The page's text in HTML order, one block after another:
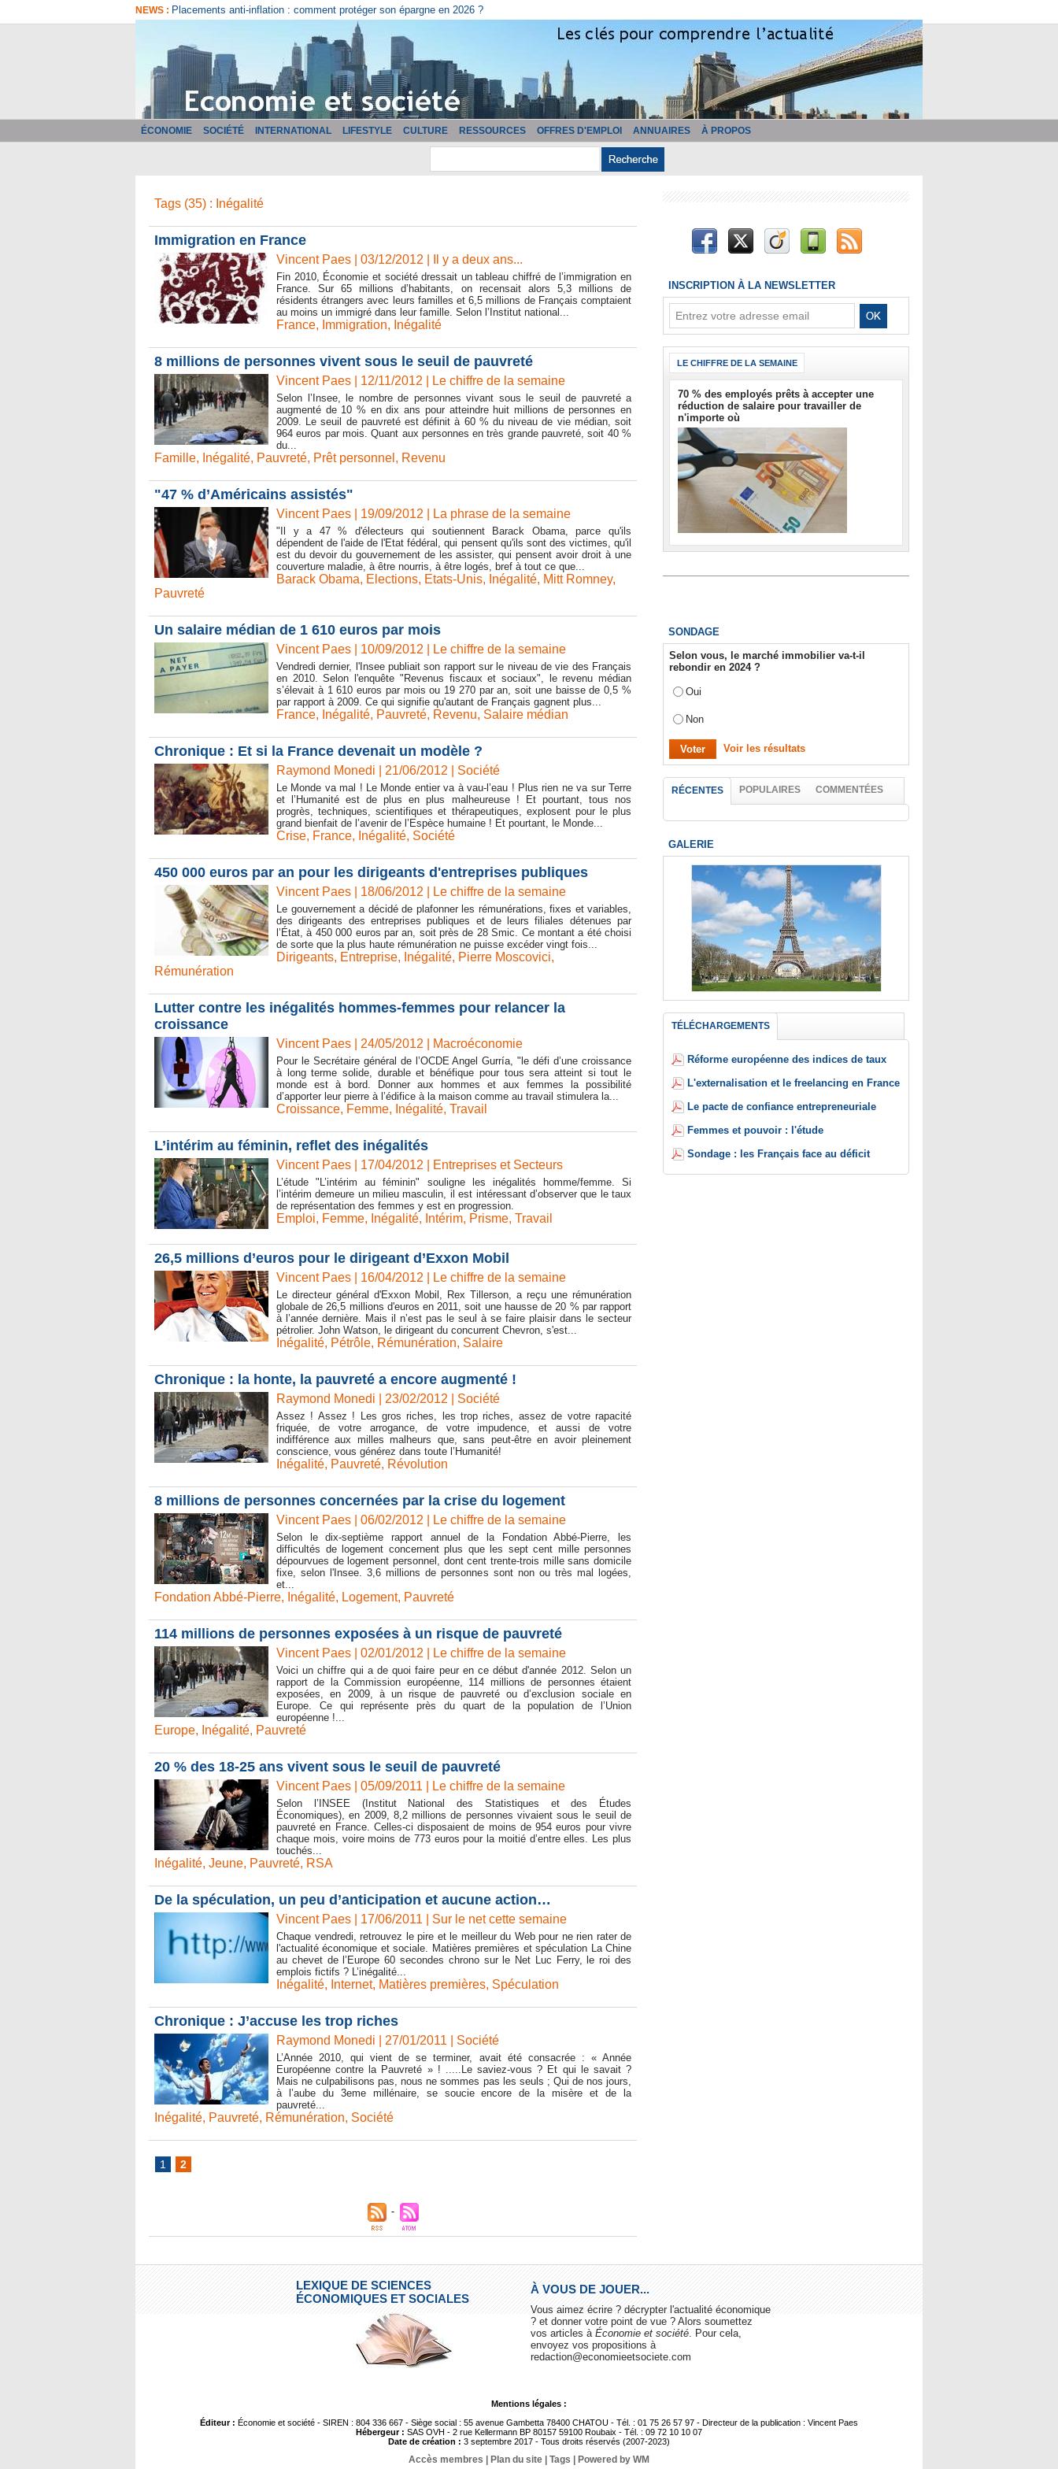
NEWS : Comment bien choisir son logiciel de facturation ?
ÉCONOMIE SOCIÉTÉ INTERNATIONAL LIFESTYLE CULTURE RESSOURCES OFFRES D'EMPLOI ANNUAIRES À PROPOS
Tags (35) : Inégalité
Immigration en France
Vincent Paes | 03/12/2012 Il y a deux ans...
Fin 2010, Économie et société dressait un tableau chiffré de l’immigration en
France. Sur 65 millions d’habitants, on recensait alors 5,3 millions de
résidents étrangers avec leurs familles et 6,5 millions de Français comptaient
au moins un immigré dans leur famille. Selon l’Institut national...
France, Immigration, Inégalité
8 millions de personnes vivent sous le seuil de pauvreté
Vincent Paes | 12/11/2012 Le chiffre de la semaine
Selon l’Insee, le nombre de personnes vivant sous le seuil de pauvreté a
augmenté de 10 % en dix ans pour atteindre huit millions de personnes en
2009. Le seuil de pauvreté est définit à 60 % du niveau de vie médian, soit
964 euros par mois. Quant aux personnes en très grande pauvreté, soit 40 %
du...
Famille, Inégalité, Pauvreté, Prêt personnel , Revenu
"47 % d’Américains assistés"
Vincent Paes | 19/09/2012 La phrase de la semaine
"Il y a 47 % d'électeurs qui soutiennent Barack Obama, parce qu'ils
dépendent de l'aide de l'Etat fédéral, qui pensent qu'ils sont des victimes, qu'il
est du devoir du gouvernement de les assister, qui pensent avoir droit à une
couverture maladie, à être nourris, à être logés, bref à tout ce que...
Barack Obama, Elections, Etats-Unis, Inégalité, Mitt Romney,
Pauvreté
Un salaire médian de 1 610 euros par mois
Vincent Paes | 10/09/2012 Le chiffre de la semaine
Vendredi dernier, l'Insee publiait son rapport sur le niveau de vie des Français
en 2010. Selon l'enquête "Revenus fiscaux et sociaux", le revenu médian
s’élevait à 1 610 euros par mois ou 19 270 par an, soit une baisse de 0,5 %
par rapport à 2009. Ce qui signifie qu'autant de Français gagnent plus...
France, Inégalité, Pauvreté, Revenu, Salaire médian
Chronique : Et si la France devenait un modèle ?
Raymond Monedi | 21/06/2012 Société
Le Monde va mal ! Le Monde entier va à vau-l’eau ! Plus rien ne va sur Terre
et l’Humanité est de plus en plus malheureuse ! Et pourtant, tous nos
progrès, techniques, scientifiques et thérapeutiques, explosent pour le plus
grand bienfait de l’avenir de l’Espèce humaine ! Et pourtant, le Monde...
Crise, France, Inégalité, Société
450 000 euros par an pour les dirigeants d'entreprises publiques
Vincent Paes | 18/06/2012 Le chiffre de la semaine
Le gouvernement a décidé de plafonner les rémunérations, fixes et variables,
des dirigeants des entreprises publiques et de leurs filiales détenues par
l’État, à 450 000 euros par an, soit près de 28 Smic. Ce montant a été choisi
de sorte que la plus haute rémunération ne puisse excéder vingt fois...
Dirigeants, Entreprise, Inégalité, Pierre Moscovici,
Rémunération
Lutter contre les inégalités hommes-femmes pour relancer la
croissance
Vincent Paes | 24/05/2012 Macroéconomie
Pour le Secrétaire général de l’OCDE Angel Gurría, "le défi d’une croissance
à long terme solide, durable et bénéfique pour tous sera atteint si tout le
monde est à bord. Donner aux hommes et aux femmes la possibilité
d’apporter leur pierre à l’édifice à la maison comme au travail stimulera la...
Croissance, Femme, Inégalité, Travail
L’intérim au féminin, reflet des inégalités
Vincent Paes | 17/04/2012 Entreprises et Secteurs
L’étude "L’intérim au féminin" souligne les inégalités homme/femme. Si
l’intérim demeure un milieu masculin, il est intéressant d’observer que le taux
de représentation des femmes y est en progression.
Emploi, Femme, Inégalité, Intérim, Prisme, Travail
26,5 millions d’euros pour le dirigeant d’Exxon Mobil
Vincent Paes | 16/04/2012 Le chiffre de la semaine
Le directeur général d'Exxon Mobil, Rex Tillerson, a reçu une rémunération
globale de 26,5 millions d'euros en 2011, soit une hausse de 20 % par rapport
à l’année dernière. Mais il n’est pas le seul à se faire plaisir dans le secteur
pétrolier. John Watson, le dirigeant du concurrent Chevron, s'est...
Inégalité, Pétrôle, Rémunération, Salaire
Chronique : la honte, la pauvreté a encore augmenté !
Raymond Monedi | 23/02/2012 Société
Assez ! Assez ! Les gros riches, les trop riches, assez de votre rapacité
friquée, de votre arrogance, de votre impudence, et aussi de votre
indifférence aux milles malheurs que, sans peut-être en avoir pleinement
conscience, vous générez dans toute l’Humanité!
Inégalité, Pauvreté, Révolution
8 millions de personnes concernées par la crise du logement
Vincent Paes | 06/02/2012 Le chiffre de la semaine
Selon le dix-septième rapport annuel de la Fondation Abbé-Pierre, les
difficultés de logement concernent plus que les sept cent mille personnes
dépourvues de logement personnel, dont cent trente-trois mille sans domicile
fixe, selon l'Insee. 3,6 millions de personnes sont non ou très mal logées,
et...
Fondation Abbé-Pierre, Inégalité, Logement, Pauvreté
114 millions de personnes exposées à un risque de pauvreté
Vincent Paes | 02/01/2012 Le chiffre de la semaine
Voici un chiffre qui a de quoi faire peur en ce début d'année 2012. Selon un
rapport de la Commission européenne, 114 millions de personnes étaient
exposées, en 2009, à un risque de pauvreté ou d’exclusion sociale en
Europe. Ce qui représente près du quart de la population de l’Union
européenne !...
Europe, Inégalité, Pauvreté
20 % des 18-25 ans vivent sous le seuil de pauvreté
Vincent Paes | 05/09/2011 Le chiffre de la semaine
Selon l’INSEE (Institut National des Statistiques et des Études
Économiques), en 2009, 8,2 millions de personnes vivaient sous le seuil de
pauvreté en France. Celles-ci disposaient de moins de 954 euros pour vivre
chaque mois, voire moins de 773 euros pour la moitié d’entre elles. Les plus
touchés...
Inégalité, Jeune, Pauvreté, RSA
De la spéculation, un peu d’anticipation et aucune action…
Vincent Paes | 17/06/2011 Sur le net cette semaine
Chaque vendredi, retrouvez le pire et le meilleur du Web pour ne rien rater de
l'actualité économique et sociale. Matières premières et spéculation La Chine
au chevet de l’Europe 60 secondes chrono sur le Net Luc Ferry, le roi des
emplois fictifs ? L’inégalité...
Inégalité, Internet, Matières premières, Spéculation
Chronique : J’accuse les trop riches
Raymond Monedi | 27/01/2011 Société
L’Année 2010, qui vient de se terminer, avait été consacrée : « Année
Européenne contre la Pauvreté » ! .....Le saviez-vous ? Et qui le savait ?
Mais ne culpabilisons pas, nous ne sommes pas les seuls ; Qui de nos jours,
à l’aube du 3eme millénaire, se soucie encore de la misère et de la
pauvreté...
Inégalité, Pauvreté, Rémunération, Société
1 2
INSCRIPTION À LA NEWSLETTER
LE CHIFFRE DE LA SEMAINE
70 % des employés prêts à accepter une
réduction de salaire pour travailler de
n'importe où
SONDAGE
Selon vous, le marché immobilier va-t-il
rebondir en 2024 ?
Oui
Non
Voir les résultats
RÉCENTES POPULAIRES COMMENTÉES
GALERIE
TÉLÉCHARGEMENTS
Réforme européenne des indices de taux
L'externalisation et le freelancing en France
Le pacte de confiance entrepreneuriale
Femmes et pouvoir : l'étude
Sondage : les Français face au déficit
LEXIQUE DE SCIENCES
ÉCONOMIQUES ET SOCIALES
À VOUS DE JOUER...
Vous aimez écrire ? décrypter l'actualité économique
? et donner votre point de vue ? Alors soumettez
vos articles à Économie et société. Pour cela,
envoyez vos propositions à
redaction@economieetsociete.com
Mentions légales :
Éditeur : Économie et société - SIREN : 804 336 667 - Siège social : 55 avenue Gambetta 78400 CHATOU - Tél. : 01 75 26 57 97 - Directeur de la publication : Vincent Paes
Hébergeur : SAS OVH - 2 rue Kellermann BP 80157 59100 Roubaix - Tél. : 09 72 10 10 07
Date de création : 3 septembre 2017 - Tous droits réservés (2007-2023)
Accès membres Plan du site Tags Powered by WM